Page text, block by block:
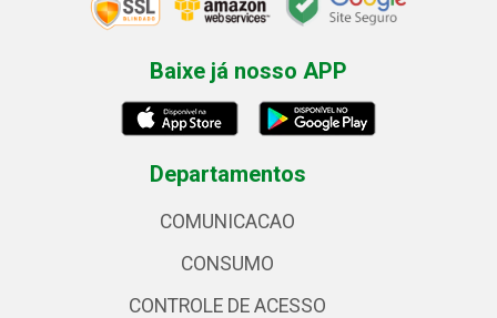
Baixe já nosso APP
Departamentos
COMUNICACAO
CONSUMO
CONTROLE DE ACESSO